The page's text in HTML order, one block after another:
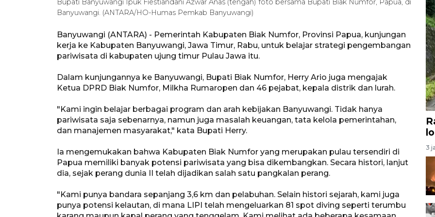
Bupati Banyuwangi Ipuk Fiestiandani Azwar Anas (tengah) foto bersama Bupati Biak Numfor, Papua, di
Banyuwangi. (ANTARA/HO-Humas Pemkab Banyuwangi)
Banyuwangi (ANTARA) - Pemerintah Kabupaten Biak Numfor, Provinsi Papua, kunjungan
kerja ke Kabupaten Banyuwangi, Jawa Timur, Rabu, untuk belajar strategi pengembangan
pariwisata di kabupaten ujung timur Pulau Jawa itu.
Dalam kunjungannya ke Banyuwangi, Bupati Biak Numfor, Herry Ario juga mengajak
Ketua DPRD Biak Numfor, Milkha Rumaropen dan 46 pejabat, kepala distrik dan lurah.
"Kami ingin belajar berbagai program dan arah kebijakan Banyuwangi. Tidak hanya
pariwisata saja sebenarnya, namun juga masalah keuangan, tata kelola pemerintahan,
dan manajemen masyarakat," kata Bupati Herry.
Ia mengemukakan bahwa Kabupaten Biak Numfor yang merupakan pulau tersendiri di
Papua memiliki banyak potensi pariwisata yang bisa dikembangkan. Secara histori, lanjut
dia, sejak perang dunia II telah dijadikan salah satu pangkalan perang.
"Kami punya bandara sepanjang 3,6 km dan pelabuhan. Selain histori sejarah, kami juga
punya potensi kelautan, di mana LIPI telah mengeluarkan 81 spot diving seperti terumbu
3